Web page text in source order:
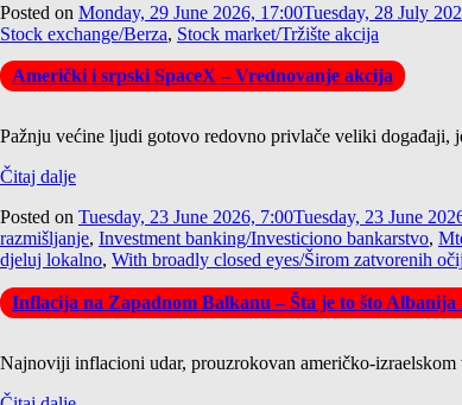
Posted on Monday, 29 June 2026, 17:00Tuesday, 28 July
Stock exchange/Berza, Stock market/Tržište akcija
Američki i srpski SpaceX – Vrednovanje akcija
Pažnju većine ljudi gotovo redovno privlače veliki događaji,
Čitaj dalje
Posted on Tuesday, 23 June 2026, 7:00Tuesday, 23 June
razmišljanje, Investment banking/Investiciono bankarstvo,
djeluj lokalno, With broadly closed eyes/Širom zatvorenih
Inflacija na Zapadnom Balkanu – Šta je to što Albanija
Najnoviji inflacioni udar, prouzrokovan američko-